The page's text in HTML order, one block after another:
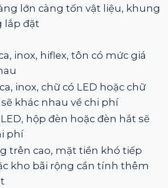
lớn càng tốn vật liệu, khung
lắp đặt
inox, hiflex, tôn có mức giá
inox, chữ có LED hoặc chữ
khác nhau về chi phí
hộp đèn hoặc đèn hắt sẽ
phí
trên cao, mặt tiền khó tiếp
kho bãi rộng cần tính thêm